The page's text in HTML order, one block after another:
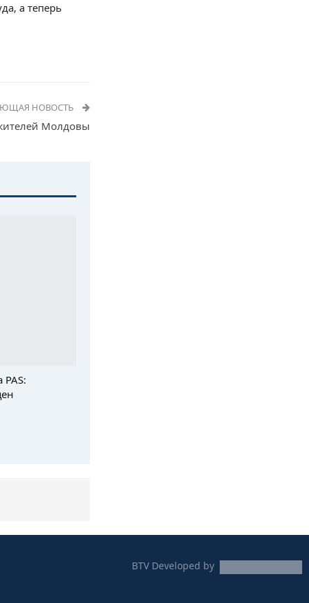
а теперь
НОВОСТЬ
Молдовы
BTVDeveloped by